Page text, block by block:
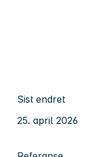
Sist endret
25. april 2026